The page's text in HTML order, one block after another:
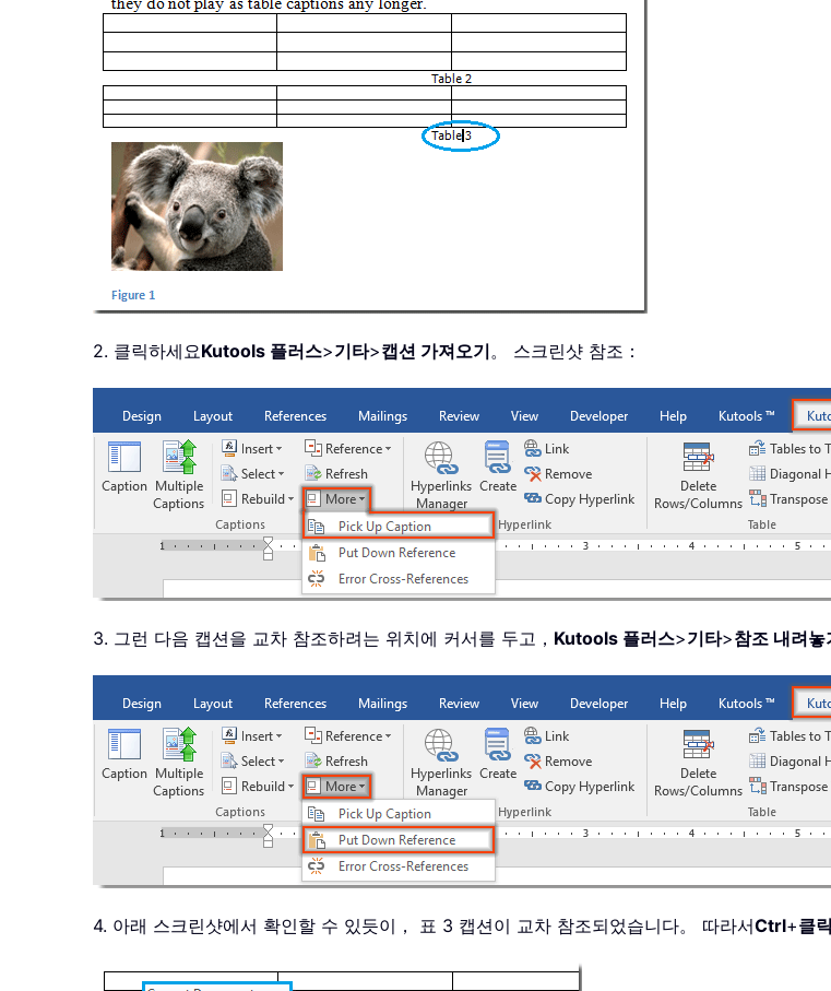
2. 클릭하세요Kutools 플러스>기타>캡션 가져오기。 스크린샷 참조：
3. 그런 다음 캡션을 교차 참조하려는 위치에 커서를 두고， Kutools 플러스>기타>참조 내려놓
4. 아래 스크린샷에서 확인할 수 있듯이， 표 3 캡션이 교차 참조되었습니다。 따라서Ctrl+클릭